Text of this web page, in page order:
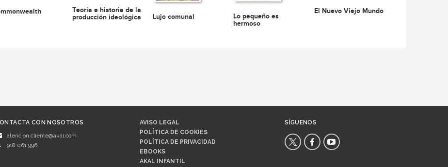
Teoría e historia de la
producción ideológica
Lujo comunal
Lo pequeño es
hermoso
El Nuevo Viejo Mundo
CON NOSOTROS
atencion.cliente@akal.com
918 061 996
AVISO LEGAL
POLÍTICA DE COOKIES
POLÍTICA DE PRIVACIDAD
EBOOKS
AKAL INFANTIL
SÍGUENOS